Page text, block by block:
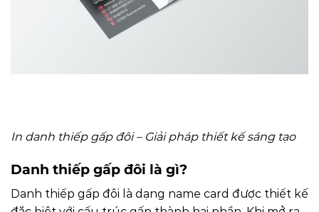
In danh thiếp gấp đôi – Giải pháp thiết kế sáng tạo
Danh thiếp gấp đôi là gì?
Danh thiếp gấp đôi là dạng name card được thiết kế